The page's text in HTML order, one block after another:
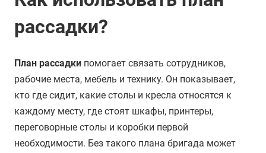
рассадки?
План рассадки помогает связать сотрудников,
рабочие места, мебель и технику. Он показывает,
кто где сидит, какие столы и кресла относятся к
каждому месту, где стоят шкафы, принтеры,
переговорные столы и коробки первой
необходимости. Без такого плана бригада может